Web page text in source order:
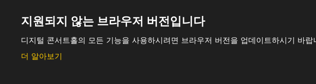
지원되지 않는 브라우저 버전입니다
디지털 콘서트홀의 모든 기능을 사용하시려면 브라우저 버전을 업데이트하시기 바랍
더 알아보기